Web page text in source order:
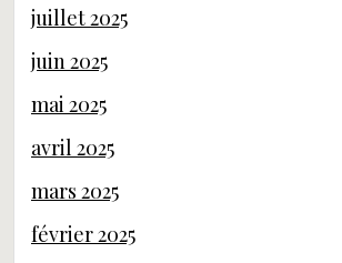
juillet 2025
juin 2025
mai 2025
avril 2025
mars 2025
février 2025